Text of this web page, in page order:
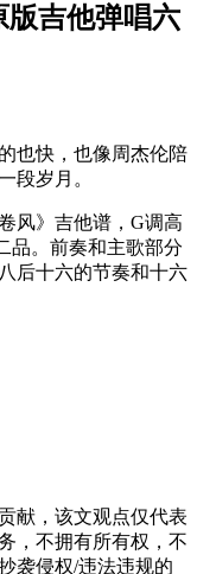
版吉他弹唱六
也快，也像周杰伦陪
段岁月。
风》吉他谱，G调高
品。前奏和主歌部分
后十六的节奏和十六
献，该文观点仅代表
，不拥有所有权，不
袭侵权/违法违规的